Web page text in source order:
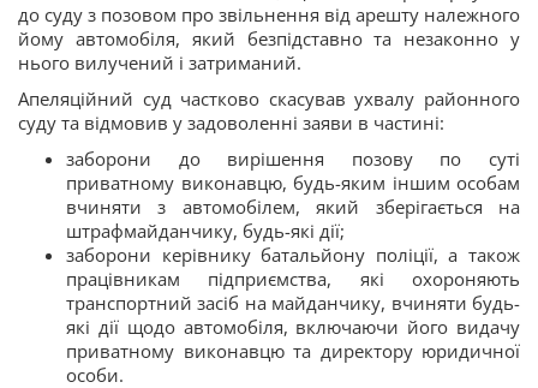
до суду з позовом про звільнення від арешту належного
йому автомобіля, який безпідставно та незаконно у
нього вилучений і затриманий.
Апеляційний суд частково скасував ухвалу районного
суду та відмовив у задоволенні заяви в частині:
заборони до вирішення позову по суті
приватному виконавцю, будь-яким іншим особам
вчиняти з автомобілем, який зберігається на
штрафмайданчику, будь-які дії;
заборони керівнику батальйону поліції, а також
працівникам підприємства, які охороняють
транспортний засіб на майданчику, вчиняти будь-
які дії щодо автомобіля, включаючи його видачу
приватному виконавцю та директору юридичної
особи.